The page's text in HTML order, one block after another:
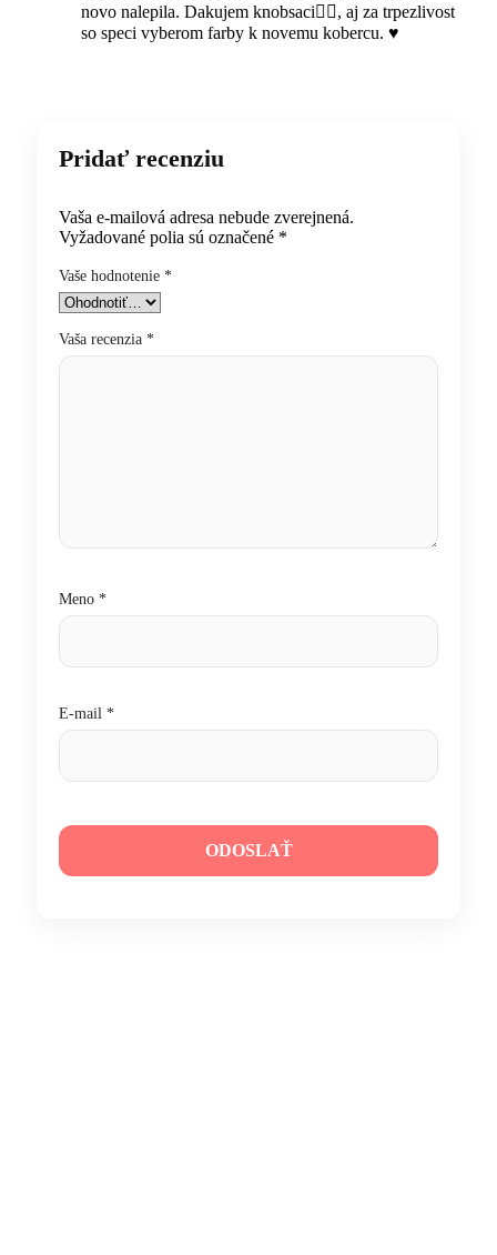
novo nalepila. Dakujem knobsaci☝🏼, aj za trpezlivost
so speci vyberom farby k novemu kobercu. ♥️
Pridať recenziu
Vaša e-mailová adresa nebude zverejnená.
Vyžadované polia sú označené *
Vaše hodnotenie *
Vaša recenzia *
Meno *
E-mail *